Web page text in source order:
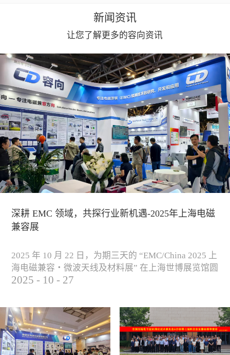
新闻资讯
让您了解更多的容向资讯
深耕 EMC 领域，共探行业新机遇-2025年上海电磁
兼容展
2025 年 10 月 22 日，为期三天的 “EMC/China 2025 上
海电磁兼容・微波天线及材料展” 在上海世博展览馆圆
满落下帷幕。作为电磁兼容领域的行业盛会，本届展
研讨及产品展示等多种形式，深入交流行业见解，踊
跃探索合作空间，为电磁兼容领域的高质量发展汇聚
了新动能。产品展示展会现场，公司展示了...
2025 - 10 - 27